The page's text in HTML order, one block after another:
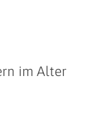
im Alter